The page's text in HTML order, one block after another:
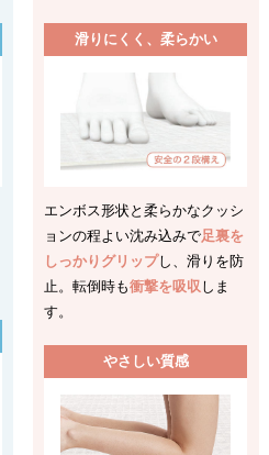
滑りにくく、柔らかい
エンボス形状と柔らかなクッシ
ョンの程よい沈み込みで足裏を
しっかりグリップし、滑りを防
止。転倒時も衝撃を吸収しま
す。
やさしい質感